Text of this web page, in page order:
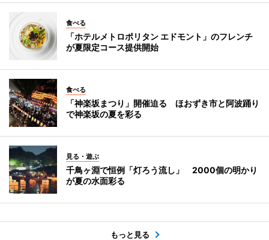
食べる
「ホテルメトロポリタン エドモント」のフレンチ
が夏限定コース提供開始
食べる
「神楽坂まつり」開催迫る ほおずき市と阿波踊り
で神楽坂の夏を彩る
見る・遊ぶ
千鳥ヶ淵で恒例「灯ろう流し」 2000個の明かり
が夏の水面彩る
もっと見る